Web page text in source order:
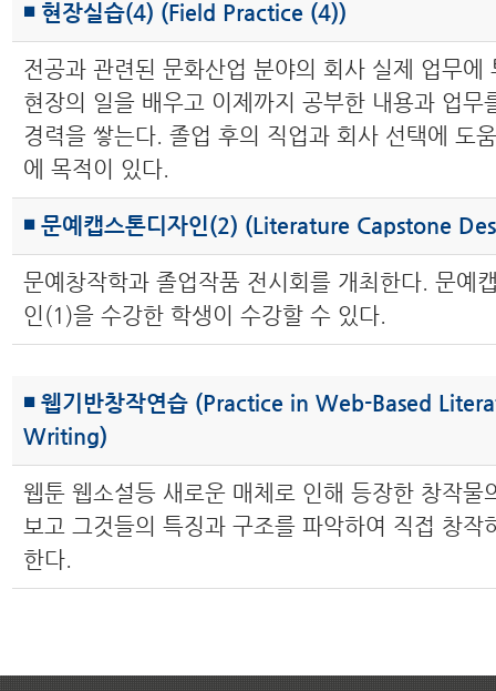
◾ 현장실습(4) (Field Practice (4))
전공과 관련된 문화산업 분야의 회사 실제 업무에
현장의 일을 배우고 이제까지 공부한 내용과 업무
경력을 쌓는다. 졸업 후의 직업과 회사 선택에 도
에 목적이 있다.
◾ 문예캡스톤디자인(2) (Literature Capstone
문예창작학과 졸업작품 전시회를 개최한다. 문예
인(1)을 수강한 학생이 수강할 수 있다.
◾ 웹기반창작연습 (Practice in Web-Based
Writing)
웹툰 웹소설등 새로운 매체로 인해 등장한 창작물
보고 그것들의 특징과 구조를 파악하여 직접 창작
한다.